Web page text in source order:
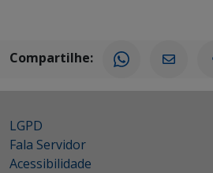
Compartilhe:
LGPD
Fala Servidor
Acessibilidade